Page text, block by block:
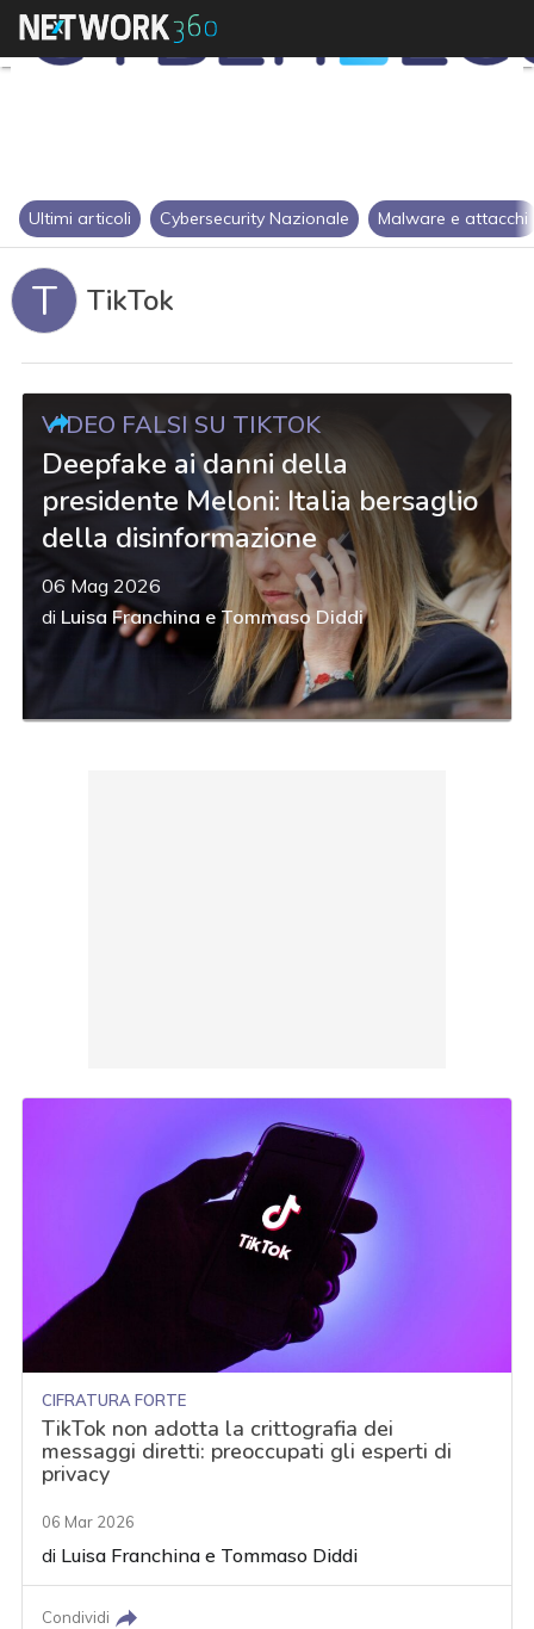
Ultimi articoli Cybersecurity Nazionale Malware e attacchi
T TikTok
VIDEO FALSI SU TIKTOK
Deepfake ai danni della
presidente Meloni: Italia bersaglio
della disinformazione
06 Mag 2026
di Luisa Franchina e Tommaso Diddi
CIFRATURA FORTE
TikTok non adotta la crittografia dei
messaggi diretti: preoccupati gli esperti di
privacy
06 Mar 2026
di Luisa Franchina e Tommaso Diddi
Condividi